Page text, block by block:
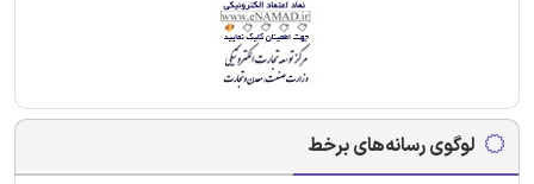
لوگوی رسانه‌های برخط